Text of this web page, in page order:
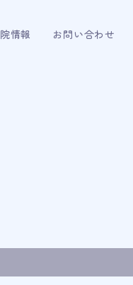
院情報 お問い合わせ